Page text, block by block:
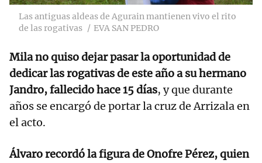
Las antiguas aldeas de Agurain mantienen vivo el rito
de las rogativas
EVA SAN PEDRO
Mila no quiso dejar pasar la oportunidad de
dedicar las rogativas de este año a su hermano
Jandro, fallecido hace 15 días, y que durante
años se encargó de portar la cruz de Arrizala en
el acto.
Álvaro recordó la figura de Onofre Pérez, quien